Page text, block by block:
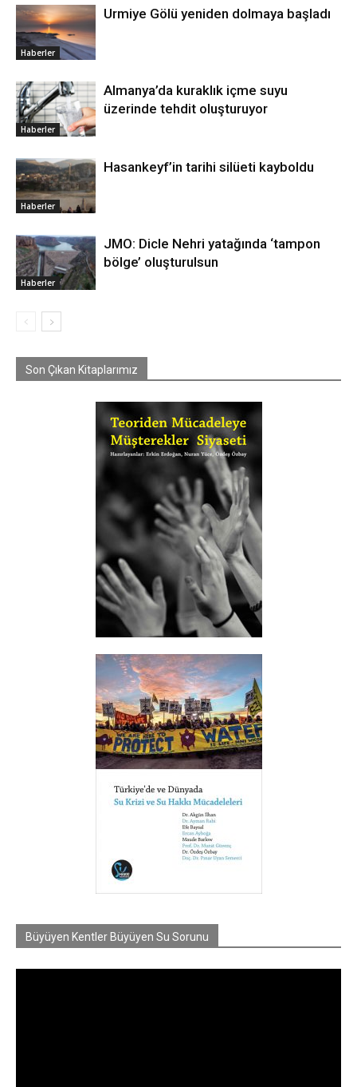
Haberler
Urmiye Gölü yeniden dolmaya başladı
Haberler
Almanya’da kuraklık içme suyu
üzerinde tehdit oluşturuyor
Haberler
Hasankeyf’in tarihi silüeti kayboldu
Haberler
JMO: Dicle Nehri yatağında ‘tampon
bölge’ oluşturulsun
Son Çıkan Kitaplarımız
Büyüyen Kentler Büyüyen Su Sorunu